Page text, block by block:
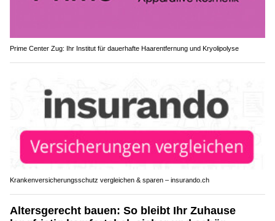
Prime Center Zug: Ihr Institut für dauerhafte Haarentfernung und Kryolipolyse
Krankenversicherungsschutz vergleichen & sparen – insurando.ch
Altersgerecht bauen: So bleibt Ihr Zuhause